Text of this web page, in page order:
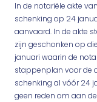
In de notariële akte
schenking op 24
aanvaard. In de akte
zijn geschonken op
januari waarin de
stappenplan voor de
schenking al vóór 24
geen reden om aan